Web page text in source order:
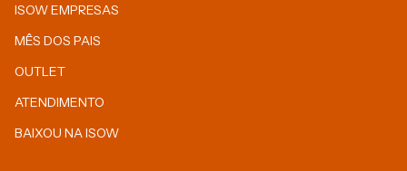
ISOW EMPRESAS
MÊS DOS PAIS
OUTLET
ATENDIMENTO
BAIXOU NA ISOW